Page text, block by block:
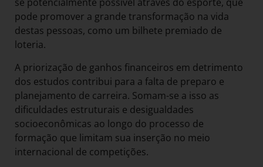
pode promover a grande transformação na vida
destas pessoas, como um bilhete premiado de
loteria.
A priorização de ganhos financeiros em detrimento
dos estudos contribui para a falta de preparo e
planejamento de carreira. Somam-se a isso as
dificuldades estruturais e desigualdades
socioeconômicas ao longo do processo de
formação que limitam sua inserção no meio
internacional de competições.